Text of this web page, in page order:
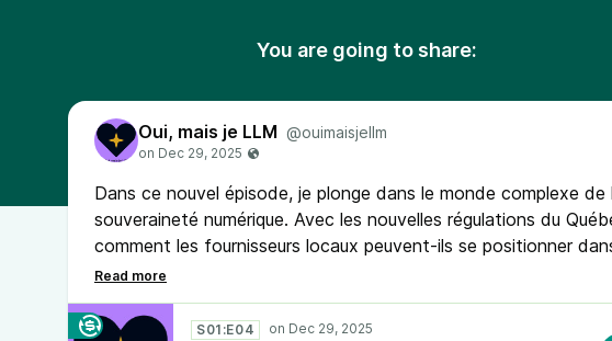
You are going to share:
Oui, mais je LLM @ouimaisjellm
Dans ce nouvel épisode, je plonge dans le monde complexe de
souveraineté numérique. Avec les nouvelles régulations du
comment les fournisseurs locaux peuvent-ils se positionner
un Internet avec des défis qui vont bien au-delà des frontières
territoriales ?
S01:E04